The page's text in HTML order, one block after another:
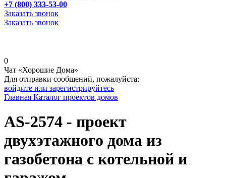
+7 (800) 333-53-00
Заказать звонок
Заказать звонок
0
Чат «Хорошие Дома»
Для отправки сообщений, пожалуйста:
войдите или зарегистрируйтесь
Главная Каталог проектов домов
AS-2574 - проект
двухэтажного дома из
газобетона с котельной и